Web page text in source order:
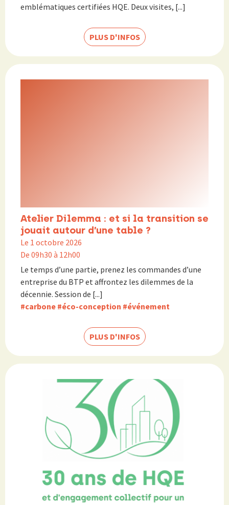
emblématiques certifiées HQE. Deux visites, [...]
PLUS D'INFOS
Atelier Dilemma : et si la transition se
jouait autour d’une table ?
Le 1 octobre 2026
De 09h30 à 12h00
Le temps d’une partie, prenez les commandes d’une
entreprise du BTP et affrontez les dilemmes de la
décennie. Session de [...]
#carbone #éco-conception #événement
PLUS D'INFOS